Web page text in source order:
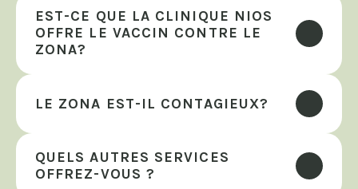
EST-CE QUE LA CLINIQUE NIOS
OFFRE LE VACCIN CONTRE LE
ZONA?
LE ZONA EST-IL CONTAGIEUX?
QUELS AUTRES SERVICES
OFFREZ-VOUS ?